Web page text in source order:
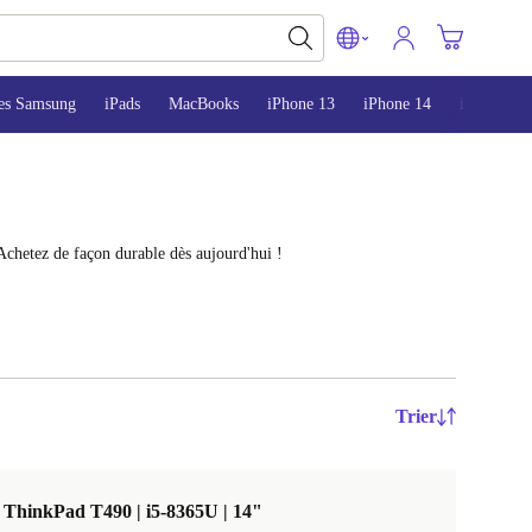
Samsung iPads MacBooks iPhone 13 iPhone 14 iPhone 15
de façon durable dès aujourd'hui !
Trier
T490 | i5-8365U | 14"